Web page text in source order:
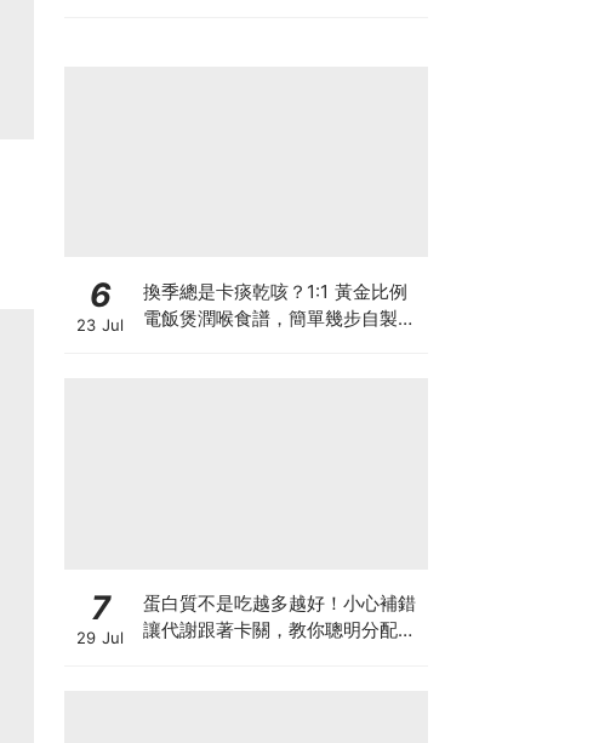
6
23 Jul
換季總是卡痰乾咳？1:1 黃金比例
電飯煲潤喉食譜，簡單幾步自製天
7
29 Jul
蛋白質不是吃越多越好！小心補錯
讓代謝跟著卡關，教你聰明分配三